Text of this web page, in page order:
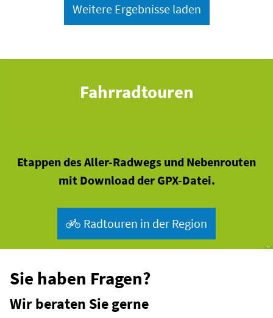
Weitere Ergebnisse laden
Fahrradtouren
Etappen des Aller-Radwegs und Nebenrouten
mit Download der GPX-Datei.
Radtouren in der Region
Sie haben Fragen?
Wir beraten Sie gerne